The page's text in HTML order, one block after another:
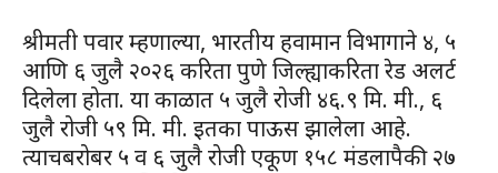
श्रीमती पवार म्हणाल्या, भारतीय हवामान विभागाने ४, ५
आणि ६ जुलै २०२६ करिता पुणे जिल्ह्याकरिता रेड अलर्ट
दिलेला होता. या काळात ५ जुलै रोजी ४६.९ मि. मी., ६
जुलै रोजी ५९ मि. मी. इतका पाऊस झालेला आहे.
त्याचबरोबर ५ व ६ जुलै रोजी एकूण १५८ मंडलापैकी २७